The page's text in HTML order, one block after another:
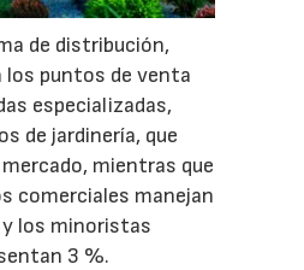
de distribución,
los puntos de venta
especializadas,
de jardinería, que
mientras que
comerciales manejan
y los minoristas
3 %.